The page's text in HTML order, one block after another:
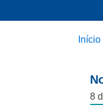
Início
8